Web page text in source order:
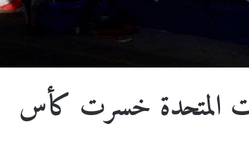
المتحدة خسرت كأس